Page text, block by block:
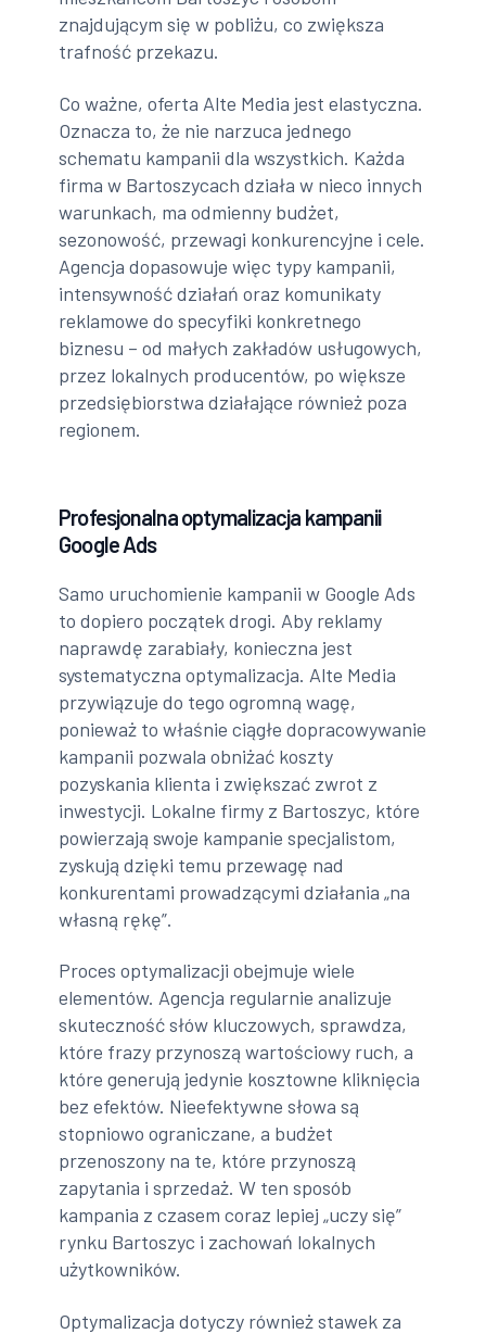
znajdującym się w pobliżu, co zwiększa
trafność przekazu.
Co ważne, oferta Alte Media jest elastyczna.
Oznacza to, że nie narzuca jednego
schematu kampanii dla wszystkich. Każda
firma w Bartoszycach działa w nieco innych
warunkach, ma odmienny budżet,
sezonowość, przewagi konkurencyjne i cele.
Agencja dopasowuje więc typy kampanii,
intensywność działań oraz komunikaty
reklamowe do specyfiki konkretnego
biznesu – od małych zakładów usługowych,
przez lokalnych producentów, po większe
przedsiębiorstwa działające również poza
regionem.
Profesjonalna optymalizacja kampanii
Google Ads
Samo uruchomienie kampanii w Google Ads
to dopiero początek drogi. Aby reklamy
naprawdę zarabiały, konieczna jest
systematyczna optymalizacja. Alte Media
przywiązuje do tego ogromną wagę,
ponieważ to właśnie ciągłe dopracowywanie
kampanii pozwala obniżać koszty
pozyskania klienta i zwiększać zwrot z
inwestycji. Lokalne firmy z Bartoszyc, które
powierzają swoje kampanie specjalistom,
zyskują dzięki temu przewagę nad
konkurentami prowadzącymi działania „na
własną rękę”.
Proces optymalizacji obejmuje wiele
elementów. Agencja regularnie analizuje
skuteczność słów kluczowych, sprawdza,
które frazy przynoszą wartościowy ruch, a
które generują jedynie kosztowne kliknięcia
bez efektów. Nieefektywne słowa są
stopniowo ograniczane, a budżet
przenoszony na te, które przynoszą
zapytania i sprzedaż. W ten sposób
kampania z czasem coraz lepiej „uczy się”
rynku Bartoszyc i zachowań lokalnych
użytkowników.
Optymalizacja dotyczy również stawek za